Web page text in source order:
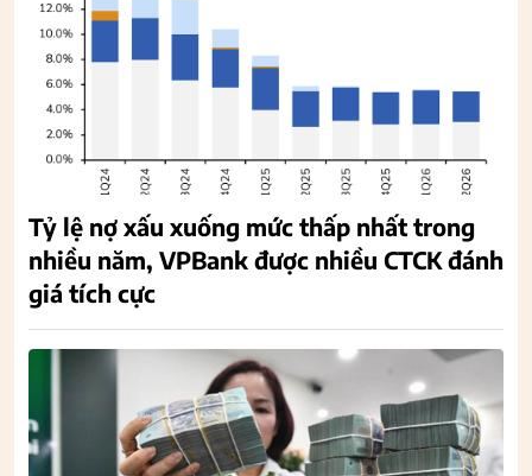
Tỷ lệ nợ xấu xuống mức thấp nhất trong
nhiều năm, VPBank được nhiều CTCK đánh
giá tích cực